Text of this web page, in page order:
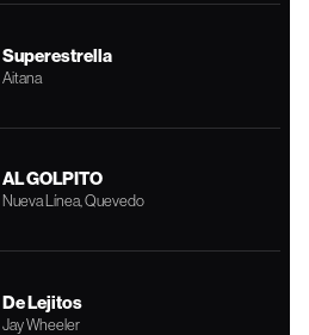
Superestrella
Aitana
AL GOLPITO
Nueva Línea, Quevedo
De Lejitos
Jay Wheeler